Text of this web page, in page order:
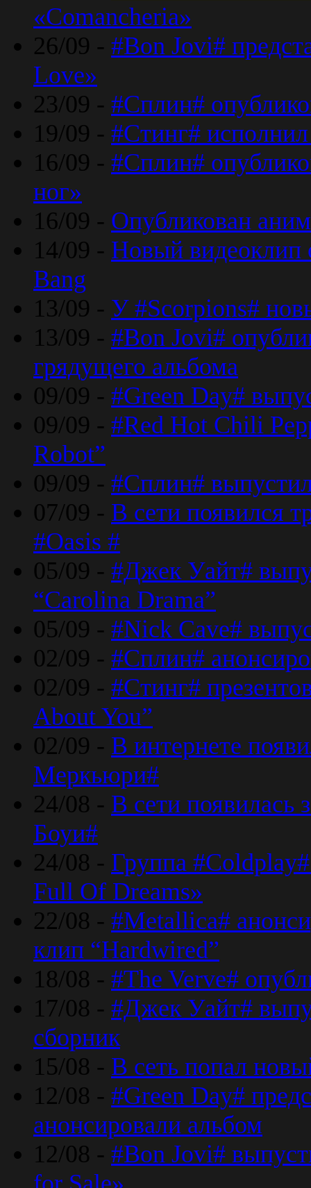
«Comancheria»
26/09 - #Bon Jovi#
Love»
23/09 - #Сплин#
19/09 - #Стинг#
16/09 - #Сплин#
ног»
16/09 - Опубликован
14/09 - Новый видеоклип
Bang
13/09 - У #Scorpions#
13/09 - #Bon Jovi#
грядущего альбома
09/09 - #Green Day#
09/09 - #Red Hot Chili
Robot”
09/09 - #Сплин#
07/09 - В сети появился
#Oasis #
05/09 - #Джек Уайт#
“Carolina Drama”
05/09 - #Nick Cave#
02/09 - #Сплин#
02/09 - #Стинг#
About You”
02/09 - В интернете
Меркьюри#
24/08 - В сети появилась
Боуи#
24/08 - Группа
Full Of Dreams»
22/08 - #Metallica#
клип “Hardwired”
18/08 - #The Verve#
17/08 - #Джек Уайт#
сборник
15/08 - В сеть попал
12/08 - #Green Day#
анонсировали альбом
12/08 - #Bon Jovi#